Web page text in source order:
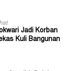
Jadi Korban
Kuli Bangunan